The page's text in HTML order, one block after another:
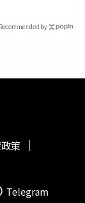
Recommended by
策
Telegram